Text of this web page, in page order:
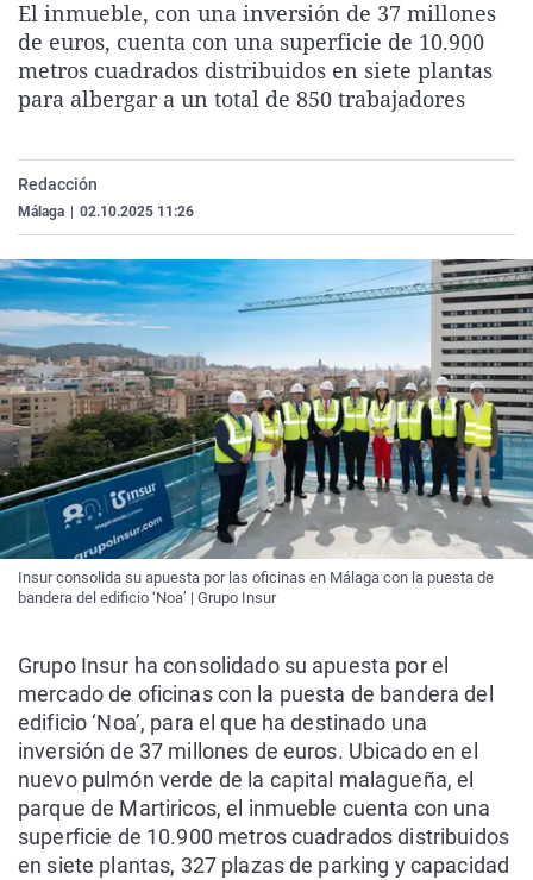
La rosa de los vientos
Gente viajera
Como el perro y el
Caso
Retornados
Equipo de
Extremadura
Galicia
La Rioja
Virales
Televisión
Elecciones
El inmueble, con una inversión de 37 millones
de euros, cuenta con una superficie de 10.900
metros cuadrados distribuidos en siete plantas
para albergar a un total de 850 trabajadores
Redacción
Málaga 02.10.2025 11:26
Insur consolida su apuesta por las oficinas en Málaga con la puesta de
bandera del edificio ‘Noa’ | Grupo Insur
Grupo Insur ha consolidado su apuesta por el
mercado de oficinas con la puesta de bandera del
edificio ‘Noa’, para el que ha destinado una
inversión de 37 millones de euros. Ubicado en el
nuevo pulmón verde de la capital malagueña, el
parque de Martiricos, el inmueble cuenta con una
superficie de 10.900 metros cuadrados distribuidos
en siete plantas, 327 plazas de parking y capacidad